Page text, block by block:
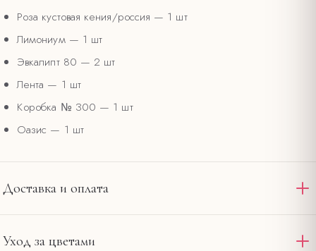
Роза кустовая кения/россия — 1 шт
Лимониум— 1 шт
Эвкалипт 80 — 2 шт
Лента — 1 шт
Коробка № 300 — 1 шт
Оазис — 1 шт
Доставка и оплата
Доставляем по Омску и области круглосуточно. Стандартная
Уход за цветами